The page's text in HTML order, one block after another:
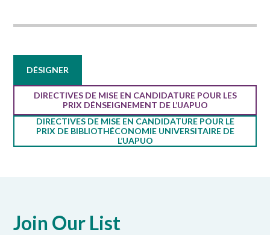
DÉSIGNER
DIRECTIVES DE MISE EN CANDIDATURE POUR LES
PRIX DÉNSEIGNEMENT DE L’UAPUO
DIRECTIVES DE MISE EN CANDIDATURE POUR LE
PRIX DE BIBLIOTHÉCONOMIE UNIVERSITAIRE DE
L’UAPUO
Join Our List